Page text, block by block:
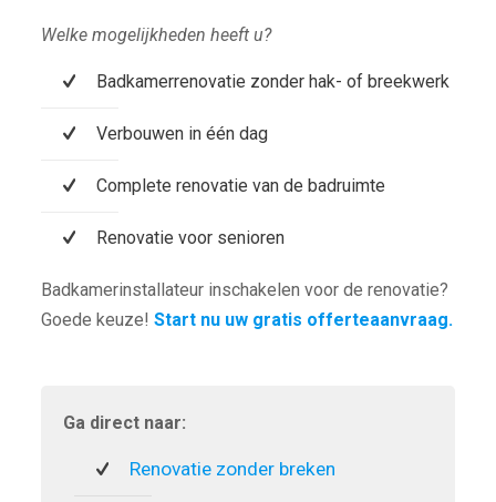
Welke mogelijkheden heeft u?
Badkamerrenovatie zonder hak- of breekwerk
Verbouwen in één dag
Complete renovatie van de badruimte
Renovatie voor senioren
Badkamerinstallateur inschakelen voor de renovatie?
Goede keuze! Start nu uw gratis offerteaanvraag.
Ga direct naar:
Renovatie zonder breken